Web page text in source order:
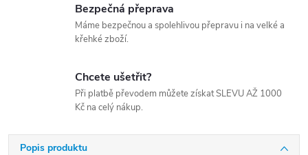
Bezpečná přeprava
Máme bezpečnou a spolehlivou přepravu i na velké a
křehké zboží.
Chcete ušetřit?
Při platbě převodem můžete získat SLEVU AŽ 1000
Kč na celý nákup.
Popis produktu